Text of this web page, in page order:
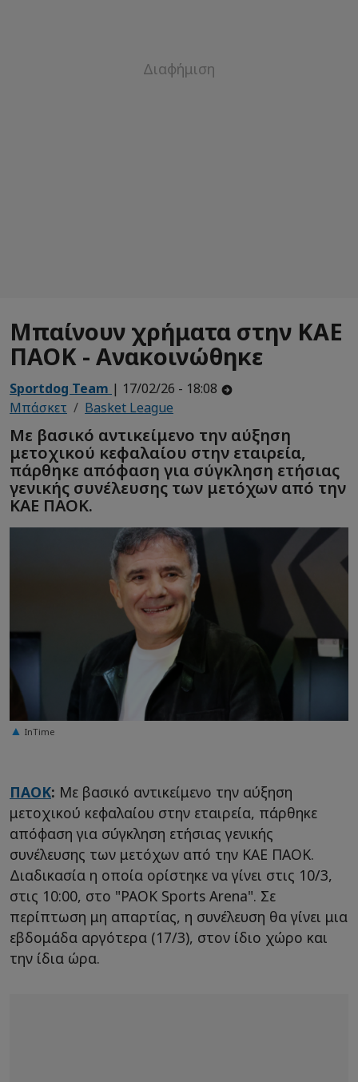
Μπαίνουν χρήματα στην ΚΑΕ
ΠΑΟΚ - Ανακοινώθηκε
Sportdog Team | 17/02/26 - 18:08
Μπάσκετ
Basket League
Με βασικό αντικείμενο την αύξηση
μετοχικού κεφαλαίου στην εταιρεία,
πάρθηκε απόφαση για σύγκληση ετήσιας
γενικής συνέλευσης των μετόχων από την
ΚΑΕ ΠΑΟΚ.
InTime
ΠΑΟΚ: Με βασικό αντικείμενο την αύξηση
μετοχικού κεφαλαίου στην εταιρεία, πάρθηκε
απόφαση για σύγκληση ετήσιας γενικής
συνέλευσης των μετόχων από την ΚΑΕ ΠΑΟΚ.
Διαδικασία η οποία ορίστηκε να γίνει στις 10/3,
στις 10:00, στο "PAOK Sports Arena". Σε
περίπτωση μη απαρτίας, η συνέλευση θα γίνει μια
εβδομάδα αργότερα (17/3), στον ίδιο χώρο και
την ίδια ώρα.